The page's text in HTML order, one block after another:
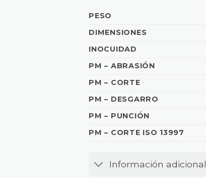
PESO
DIMENSIONES
INOCUIDAD
PM – ABRASIÓN
PM – CORTE
PM – DESGARRO
PM – PUNCIÓN
PM – CORTE ISO 13997
Información adicional